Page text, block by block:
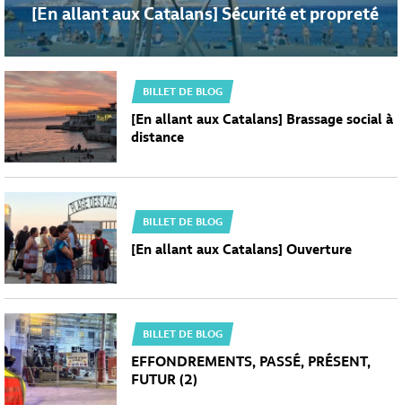
[En allant aux Catalans] Sécurité et propreté
BILLET DE BLOG
[En allant aux Catalans] Brassage social à
distance
BILLET DE BLOG
[En allant aux Catalans] Ouverture
BILLET DE BLOG
EFFONDREMENTS, PASSÉ, PRÉSENT,
FUTUR (2)